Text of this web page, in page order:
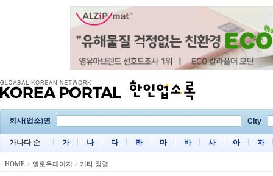
회사(업소)명 City
가나다 순 가 나 다 라 마 바 사 아 자
HOME > 옐로우페이지 > 기타 정렬